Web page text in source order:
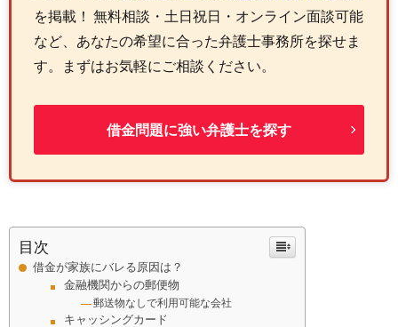
を掲載！ 無料相談・土日祝日・オンライン面談可能
など、あなたの希望に合った弁護士事務所を探せま
す。まずはお気軽にご相談ください。
借金問題に強い弁護士を探す
目次
借金が家族にバレる原因は？
金融機関からの郵便物
郵送物なしで利用可能な会社
キャッシングカード